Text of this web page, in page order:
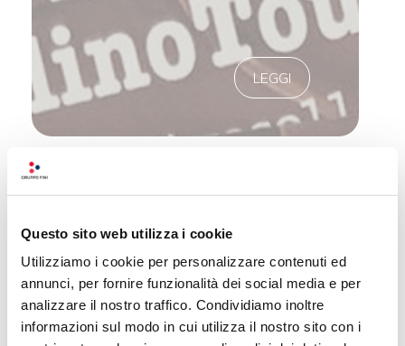
Questo sito web utilizza i cookie
Utilizziamo i cookie per personalizzare contenuti ed
annunci, per fornire funzionalità dei social media e per
analizzare il nostro traffico. Condividiamo inoltre
informazioni sul modo in cui utilizza il nostro sito con i
LEGGI
UNA GRANDE DIMORA